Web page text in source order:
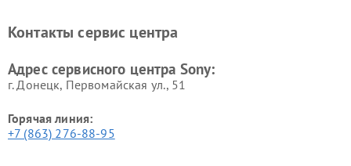
Контакты сервис центра
Адрес сервисного центра Sony:
г. Донецк, Первомайская ул., 51
Горячая линия:
+7 (863) 276-88-95